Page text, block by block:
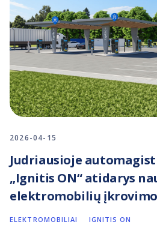
2026-04-15
Judriausioje
„Ignitis ON“ atidarys
elektromobilių
ELEKTROMOBILIAI IGNITIS ON